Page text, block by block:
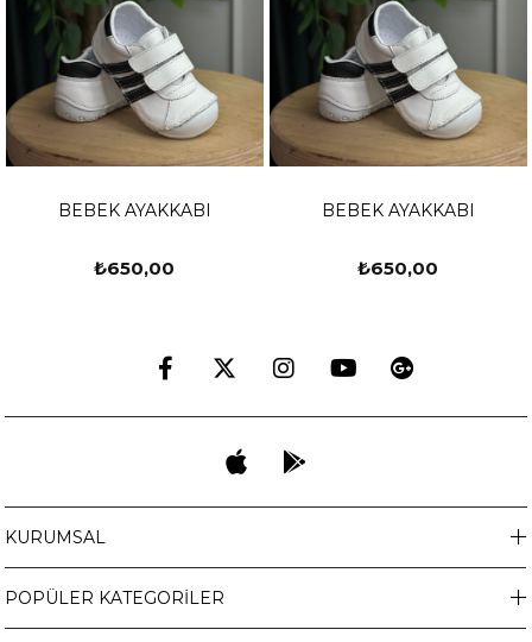
BEBEK AYAKKABI
₺650,00
BEBEK AYAKKABI
₺650,00
KURUMSAL
POPÜLER KATEGORİLER